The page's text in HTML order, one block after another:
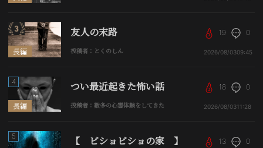
長編
友人の末路
投稿者：とくのしん
19 0
2026/08/0309:45
長編
4 つい最近起きた怖い話
投稿者：数多の心霊体験をしてきた
18 0
2026/08/0311:28
5 【 ビショビショの家 】 13 0